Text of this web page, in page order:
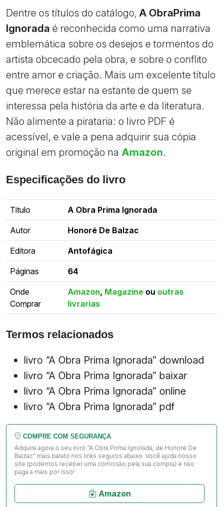
Dentre os títulos do catálogo, A ObraPrima
Ignorada é reconhecida como uma narrativa
emblemática sobre os desejos e tormentos do
artista obcecado pela obra, e sobre o conflito
entre amor e criação. Mais um excelente título
que merece estar na estante de quem se
interessa pela história da arte e da literatura.
Não alimente a pirataria: o livro PDF é
acessível, e vale a pena adquirir sua cópia
original em promoção na Amazon.
Especificações do livro
Titulo A Obra Prima Ignorada
Autor Honoré De Balzac
Editora Antofágica
Páginas 64
Onde
Comprar
Amazon, Magazine ou outras
livrarias
Termos relacionados
livro “A Obra Prima Ignorada” download
livro “A Obra Prima Ignorada” baixar
livro “A Obra Prima Ignorada” online
livro “A Obra Prima Ignorada” pdf
COMPRE COM SEGURANÇA
Adquira agora o seu livro "A Obra Prima Ignorada, de Honoré De
Balzac" mais barato nos links seguros abaixo. Você ajuda nosso
site (podemos receber uma comissão pela sua compra) e não
paga a mais por isso!
Amazon